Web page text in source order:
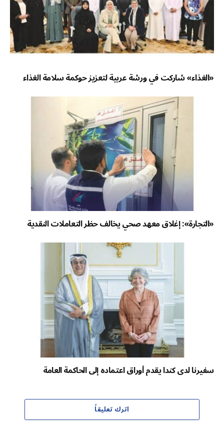
«الغذاء» شاركت في ورشة عربية لتعزيز حوكمة سلامة الغذاء
«التجارة»: إغلاق معهد صحي يخالف حظر التعاملات النقدية
سفيرنا لدى كندا يقدم أوراق اعتماده إلى الحاكمة العامة
اترك تعليقاً